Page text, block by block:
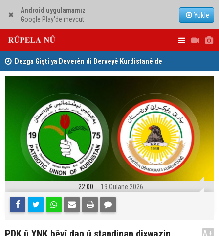
Android uygulamamız
Google Play'de mevcut
Yükle
Dezga Giştî ya Deverên di Derveyê Kurdistanê de
gotinên parêzgere Kerkûkê Muhammed Saman red kir
22:00 19 Gulane 2026
PDK û YNK bêyî dan û standinan dixwazin
A+